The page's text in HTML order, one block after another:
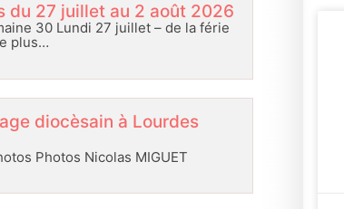
du 27 juillet au 2 août 2026
30 Lundi 27 juillet – de la férie
plus…
diocèsain à Lourdes
Photos Nicolas MIGUET